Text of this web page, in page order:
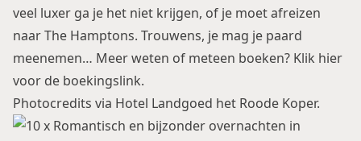
veel luxer ga je het niet krijgen, of je moet afreizen
naar The Hamptons. Trouwens, je mag je paard
meenemen… Meer weten of meteen boeken? Klik hier
voor de boekingslink.
Photocredits via Hotel Landgoed het Roode Koper.